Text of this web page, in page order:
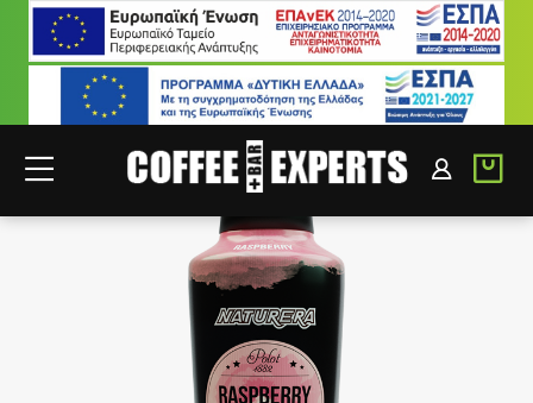
ΣΥΝΕΡΓΑΤΕΣ ΣΥΝΔΕΣΗ B2B